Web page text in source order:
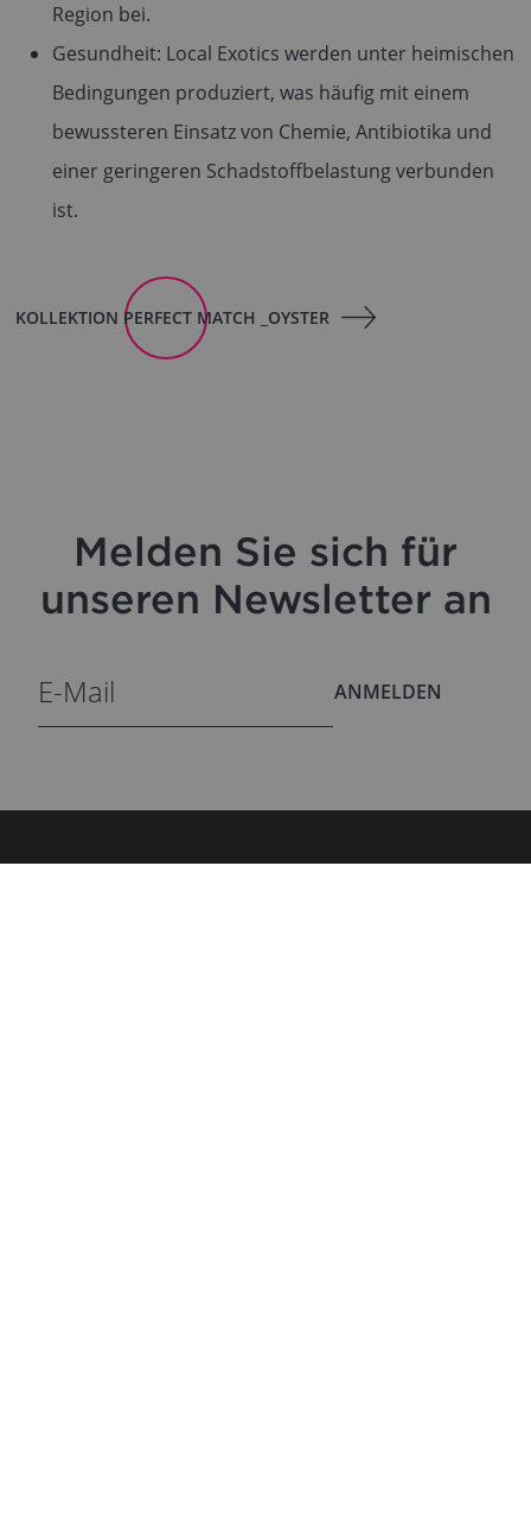
Region bei.
Gesundheit: Local Exotics werden unter heimischen
Bedingungen produziert, was häufig mit einem
bewussteren Einsatz von Chemie, Antibiotika und
einer geringeren Schadstoffbelastung verbunden
ist.
KOLLEKTION PERFECT MATCH _OYSTER
Melden Sie sich für
unseren Newsletter an
ANMELDEN